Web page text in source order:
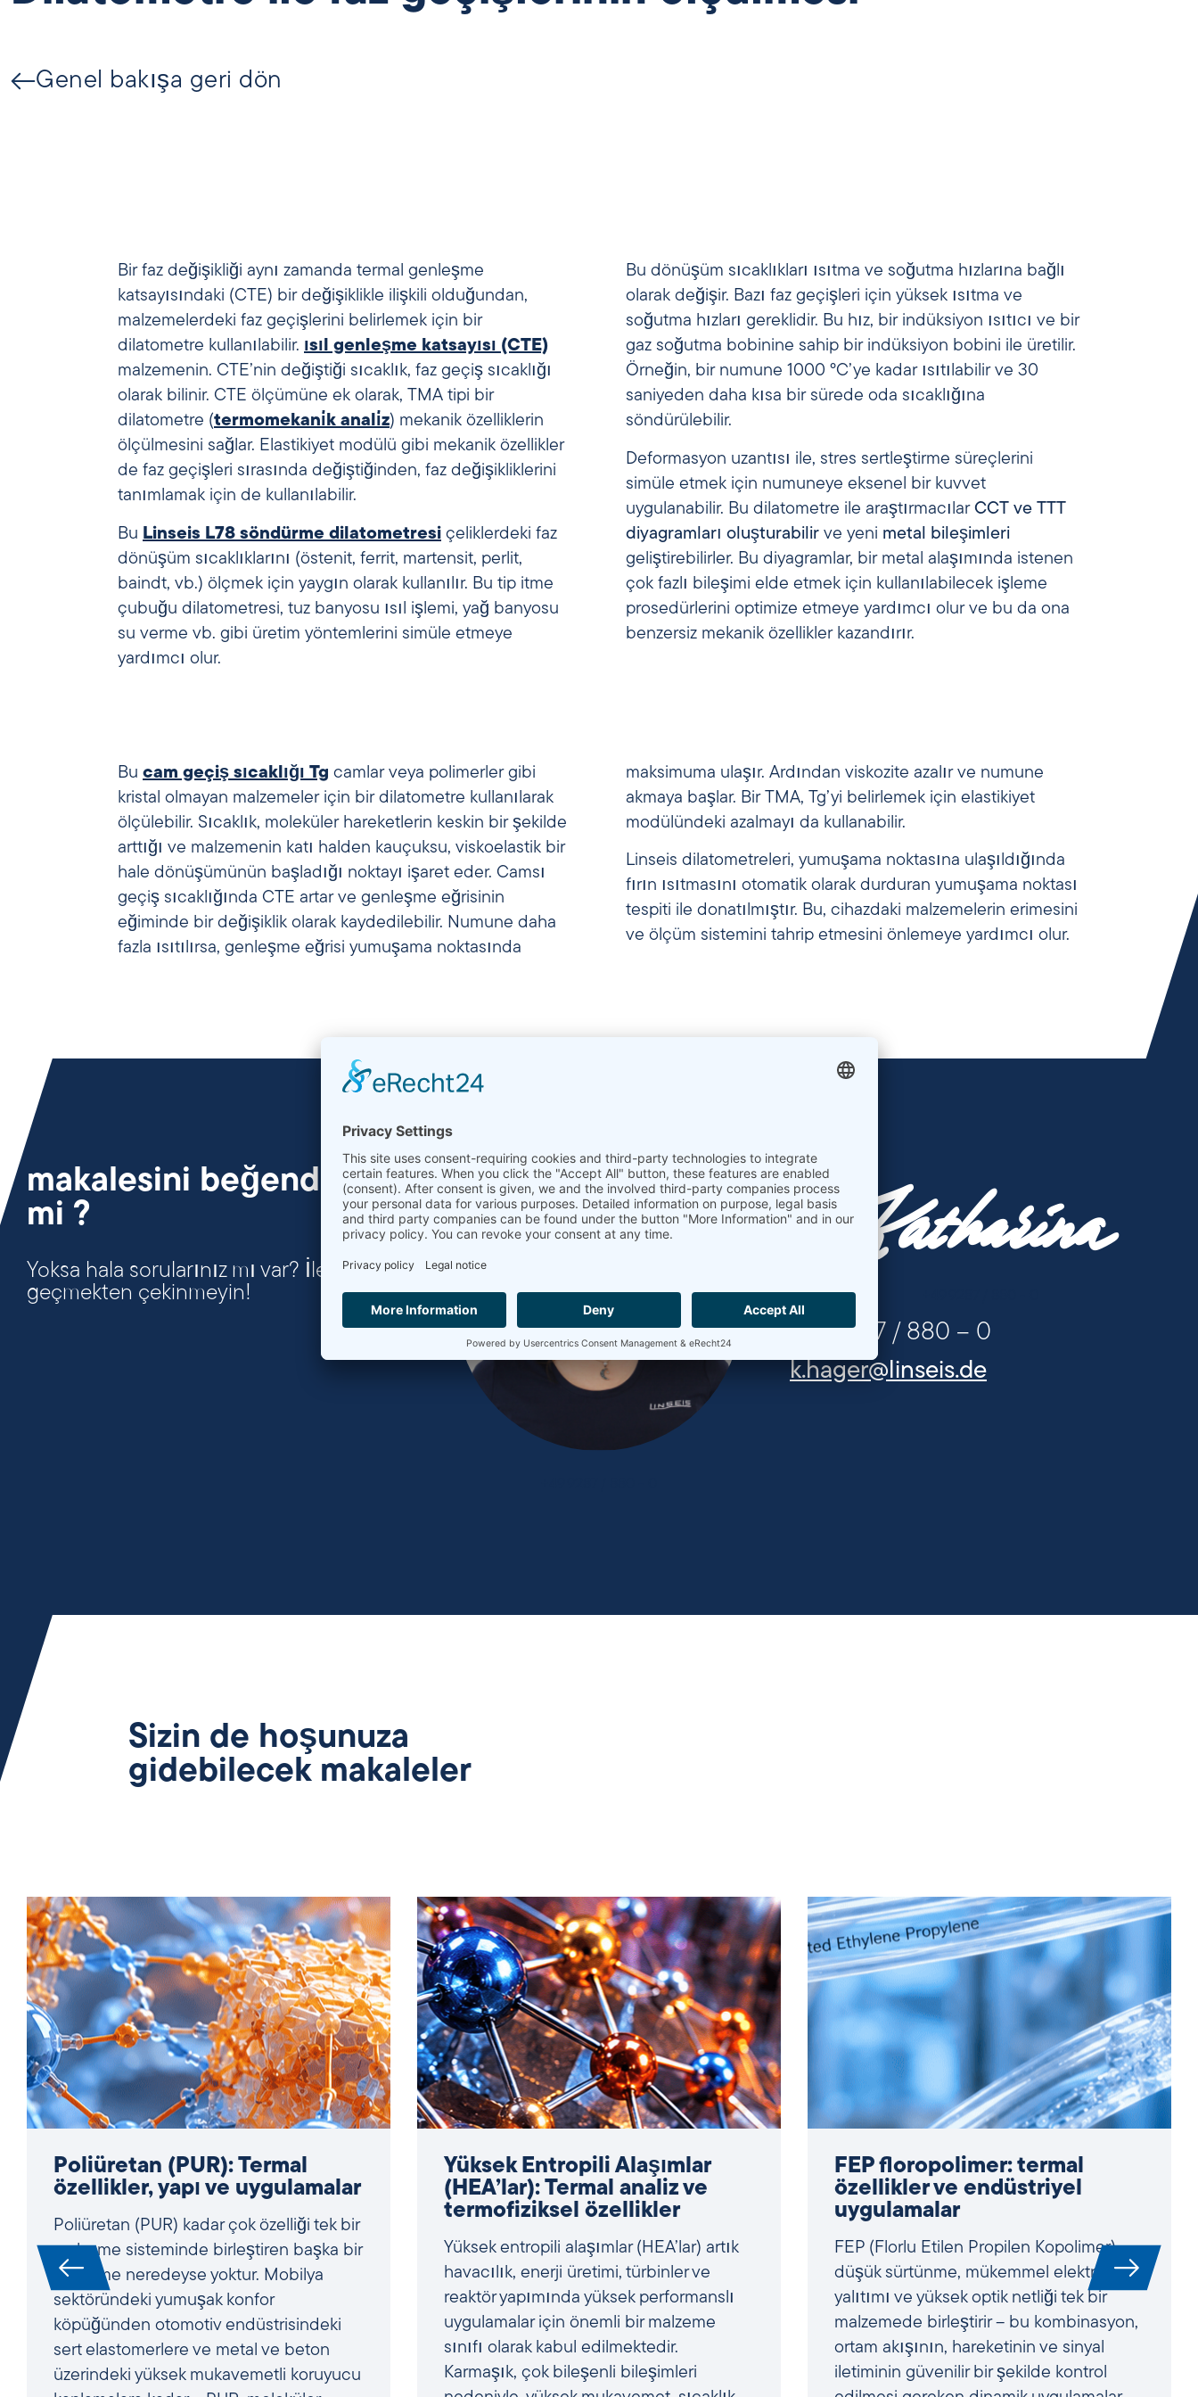
Genel bakışa geri dön
Bir faz değişikliği aynı zamanda termal genleşme
katsayısındaki (CTE) bir değişiklikle ilişkili olduğundan,
malzemelerdeki faz geçişlerini belirlemek için bir
dilatometre kullanılabilir. ısıl genleşme katsayısı (CTE)
malzemenin. CTE’nin değiştiği sıcaklık, faz geçiş sıcaklığı
olarak bilinir. CTE ölçümüne ek olarak, TMA tipi bir
dilatometre (termomekani̇k anali̇z) mekanik özelliklerin
ölçülmesini sağlar. Elastikiyet modülü gibi mekanik özellikler
de faz geçişleri sırasında değiştiğinden, faz değişikliklerini
tanımlamak için de kullanılabilir.
Bu Linseis L78 söndürme dilatometresi çeliklerdeki faz
dönüşüm sıcaklıklarını (östenit, ferrit, martensit, perlit,
baindt, vb.) ölçmek için yaygın olarak kullanılır. Bu tip itme
çubuğu dilatometresi, tuz banyosu ısıl işlemi, yağ banyosu
su verme vb. gibi üretim yöntemlerini simüle etmeye
yardımcı olur.
Bu dönüşüm sıcaklıkları ısıtma ve soğutma hızlarına bağlı
olarak değişir. Bazı faz geçişleri için yüksek ısıtma ve
soğutma hızları gereklidir. Bu hız, bir indüksiyon ısıtıcı ve bir
gaz soğutma bobinine sahip bir indüksiyon bobini ile üretilir.
Örneğin, bir numune 1000 °C’ye kadar ısıtılabilir ve 30
saniyeden daha kısa bir sürede oda sıcaklığına
söndürülebilir.
Deformasyon uzantısı ile, stres sertleştirme süreçlerini
simüle etmek için numuneye eksenel bir kuvvet
uygulanabilir. Bu dilatometre ile araştırmacılar CCT ve TTT
diyagramları oluşturabilir ve yeni metal bileşimleri
geliştirebilirler. Bu diyagramlar, bir metal alaşımında istenen
çok fazlı bileşimi elde etmek için kullanılabilecek işleme
prosedürlerini optimize etmeye yardımcı olur ve bu da ona
benzersiz mekanik özellikler kazandırır.
Bu cam geçiş sıcaklığı Tg camlar veya polimerler gibi
kristal olmayan malzemeler için bir dilatometre kullanılarak
ölçülebilir. Sıcaklık, moleküler hareketlerin keskin bir şekilde
arttığı ve malzemenin katı halden kauçuksu, viskoelastik bir
hale dönüşümünün başladığı noktayı işaret eder. Camsı
geçiş sıcaklığında CTE artar ve genleşme eğrisinin
eğiminde bir değişiklik olarak kaydedilebilir. Numune daha
fazla ısıtılırsa, genleşme eğrisi yumuşama noktasında
maksimuma ulaşır. Ardından viskozite azalır ve numune
akmaya başlar. Bir TMA, Tg’yi belirlemek için elastikiyet
modülündeki azalmayı da kullanabilir.
Linseis dilatometreleri, yumuşama noktasına ulaşıldığında
fırın ısıtmasını otomatik olarak durduran yumuşama noktası
tespiti ile donatılmıştır. Bu, cihazdaki malzemelerin erimesini
ve ölçüm sistemini tahrip etmesini önlemeye yardımcı olur.
makalesini beğendiniz
mi ?
Yoksa hala sorularınız mı var? İletişime
geçmekten çekinmeyin!
Katharina
+49 9287 / 880 – 0
k.hager@linseis.de
Sizin de hoşunuza
gidebilecek makaleler
Yüksek Entropili Alaşımlar
(HEA’lar): Termal analiz ve
termofiziksel özellikler
Yüksek entropili alaşımlar (HEA’lar) artık
havacılık, enerji üretimi, türbinler ve
reaktör yapımında yüksek performanslı
uygulamalar için önemli bir malzeme
sınıfı olarak kabul edilmektedir.
Karmaşık, çok bileşenli bileşimleri
FEP floropolimer: termal
özellikler ve endüstriyel
uygulamalar
FEP (Florlu Etilen Propilen Kopolimer)
düşük sürtünme, mükemmel elektrik
yalıtımı ve yüksek optik netliği tek bir
malzemede birleştirir – bu kombinasyon,
ortam akışının, hareketinin ve sinyal
iletiminin güvenilir bir şekilde kontrol
EVA – etilen vinil asetat:
malzeme bilimi, özellikleri ve
uygulamaları
Etilen-vinil asetat (EVA), tam da klasik
polietilenlerin, sert termoplastiklerin veya
kırılgan elastomerlerin sınırlarına ulaştığı
yerde yüksek esnekliği, mükemmel
sönümleme özellikleri ve olağanüstü
geniş bir özellik penceresi ile etkileyici